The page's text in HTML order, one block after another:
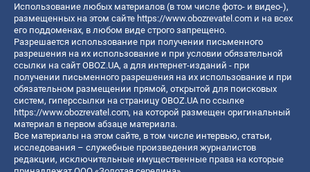
Использование любых материалов (в том числе фото- и видео-),
размещенных на этом сайте https://www.obozrevatel.com и на всех
его поддоменах, в любом виде строго запрещено.
Разрешается использование при получении письменного
разрешения на их использование и при условии обязательной
ссылки на сайт OBOZ.UA, а для интернет-изданий - при
получении письменного разрешения на их использование и при
обязательном размещении прямой, открытой для поисковых
систем, гиперссылки на страницу OBOZ.UA по ссылке
https://www.obozrevatel.com, на которой размещен оригинальный
материал в первом абзаце материала.
Все материалы на этом сайте, в том числе интервью, статьи,
исследования – служебные произведения журналистов
редакции, исключительные имущественные права на которые